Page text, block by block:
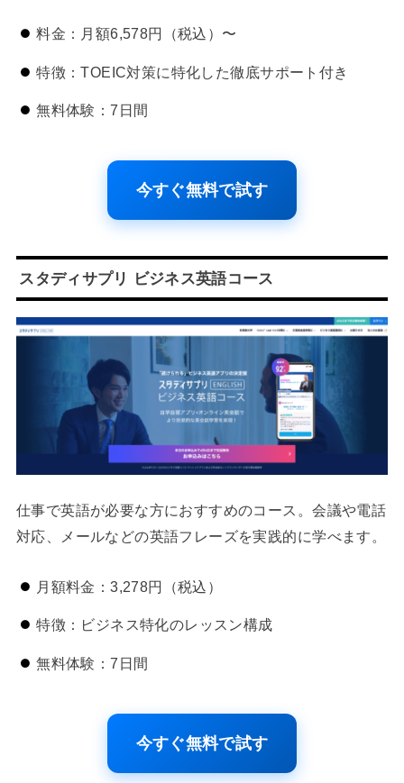
料金：月額6,578円（税込）〜
特徴：TOEIC対策に特化した徹底サポート付き
無料体験：7日間
今すぐ無料で試す
スタディサプリ ビジネス英語コース
仕事で英語が必要な方におすすめのコース。会議や電話
対応、メールなどの英語フレーズを実践的に学べます。
月額料金：3,278円（税込）
特徴：ビジネス特化のレッスン構成
無料体験：7日間
今すぐ無料で試す